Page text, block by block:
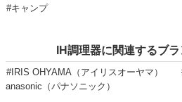
#キャンプ
IH調理器に関連するブ
#IRIS OHYAMA（アイリスオーヤマ）
anasonic（パナソニック）